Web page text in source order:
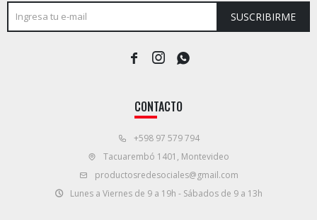
CONTACTO
+598 97 579 794
Tacuarembó 1401, Montevideo
productosredesociales@gmail.com
Lunes a Viernes de 9 a 19h - Sábados de 9 a 13h
SUSCRIBIRME
  